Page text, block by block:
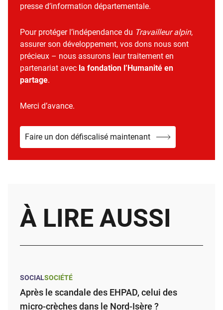
presse d’information départementale.
Pour protéger l’indépendance du Travailleur alpin,
assurer son développement, vos dons nous sont
précieux – nous assurons leur traitement en
partenariat avec la fondation l’Humanité en
partage.
Merci d’avance.
Faire un don défiscalisé maintenant
À LIRE AUSSI
SOCIALSOCIÉTÉ
Après le scandale des EHPAD, celui des
micro-crèches dans le Nord-Isère ?